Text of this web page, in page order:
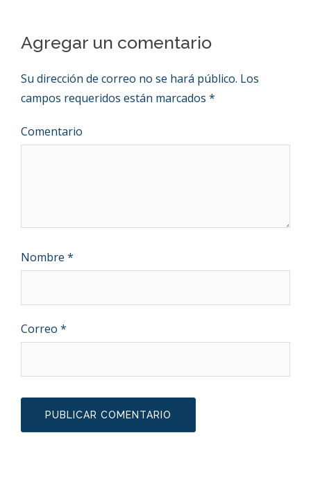
Agregar un comentario
Su dirección de correo no se hará público. Los
campos requeridos están marcados *
Comentario
Nombre *
Correo *